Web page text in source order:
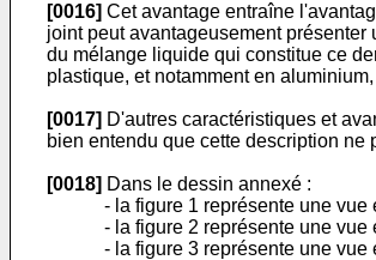
[0016] Cet avantage entraîne
joint peut avantageusement
du mélange liquide qui constitue ce
plastique, et notamment en
[0017] D'autres caractéristiques et
bien entendu que cette description
[0018] Dans le dessin annexé :
- la figure 1 représente une
- la figure 2 représente une
- la figure 3 représente une